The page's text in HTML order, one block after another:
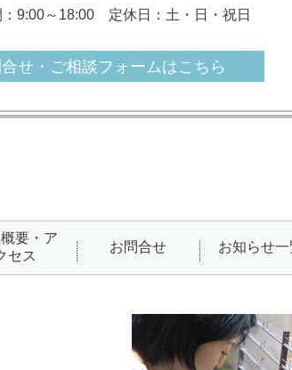
：9:00～18:00 定休日：土・日・祝日
せ・ご相談フォームはこちら
要・ア
セス
お問合せ お知らせ一